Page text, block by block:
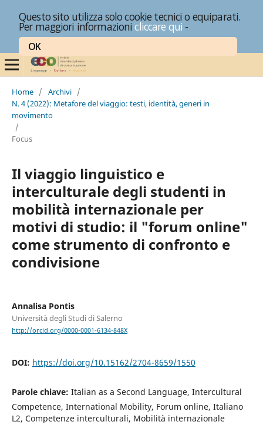
Questo sito utilizza solo cookie tecnici o equiparati.
Per maggiori informazionicliccare qui -
OK
Home / Archivi /
N. 4 (2022): Metafore del viaggio: testi, identità, generi in
movimento
/
Focus
Il viaggio linguistico e
interculturale degli studenti in
mobilità internazionale per
motivi di studio: il "forum online"
come strumento di confronto e
condivisione
Annalisa Pontis
Università degli Studi di Salerno
http://orcid.org/0000-0001-6134-848X
DOI: https://doi.org/10.15162/2704-8659/1550
Parole chiave: Italian as a Second Language, Intercultural
Competence, International Mobility, Forum online, Italiano
L2, Competenze interculturali, Mobilità internazionale